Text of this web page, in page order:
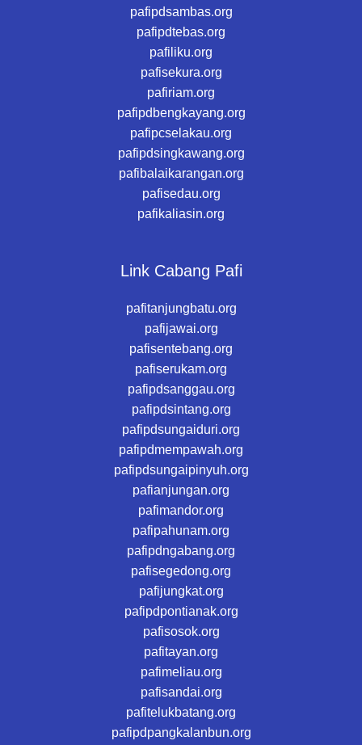
pafipdsambas.org
pafipdtebas.org
pafiliku.org
pafisekura.org
pafiriam.org
pafipdbengkayang.org
pafipcselakau.org
pafipdsingkawang.org
pafibalaikarangan.org
pafisedau.org
pafikaliasin.org
Link Cabang Pafi
pafitanjungbatu.org
pafijawai.org
pafisentebang.org
pafiserukam.org
pafipdsanggau.org
pafipdsintang.org
pafipdsungaiduri.org
pafipdmempawah.org
pafipdsungaipinyuh.org
pafianjungan.org
pafimandor.org
pafipahunam.org
pafipdngabang.org
pafisegedong.org
pafijungkat.org
pafipdpontianak.org
pafisosok.org
pafitayan.org
pafimeliau.org
pafisandai.org
pafitelukbatang.org
pafipdpangkalanbun.org